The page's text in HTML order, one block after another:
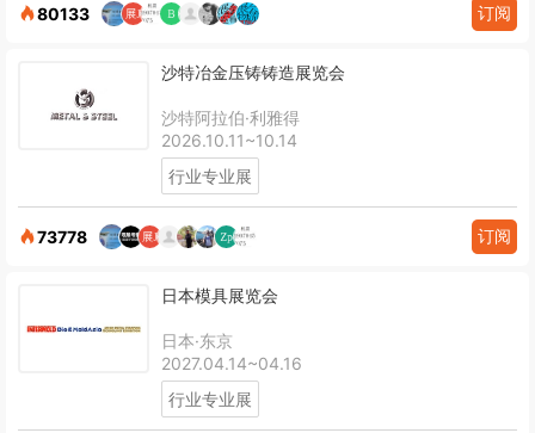
80133 订阅
沙特冶金压铸铸造展览会
沙特阿拉伯·利雅得
2026.10.11~10.14
行业专业展
73778 订阅
日本模具展览会
日本·东京
2027.04.14~04.16
行业专业展